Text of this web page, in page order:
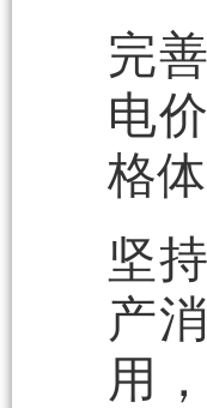
完
电
格体
坚
产
用